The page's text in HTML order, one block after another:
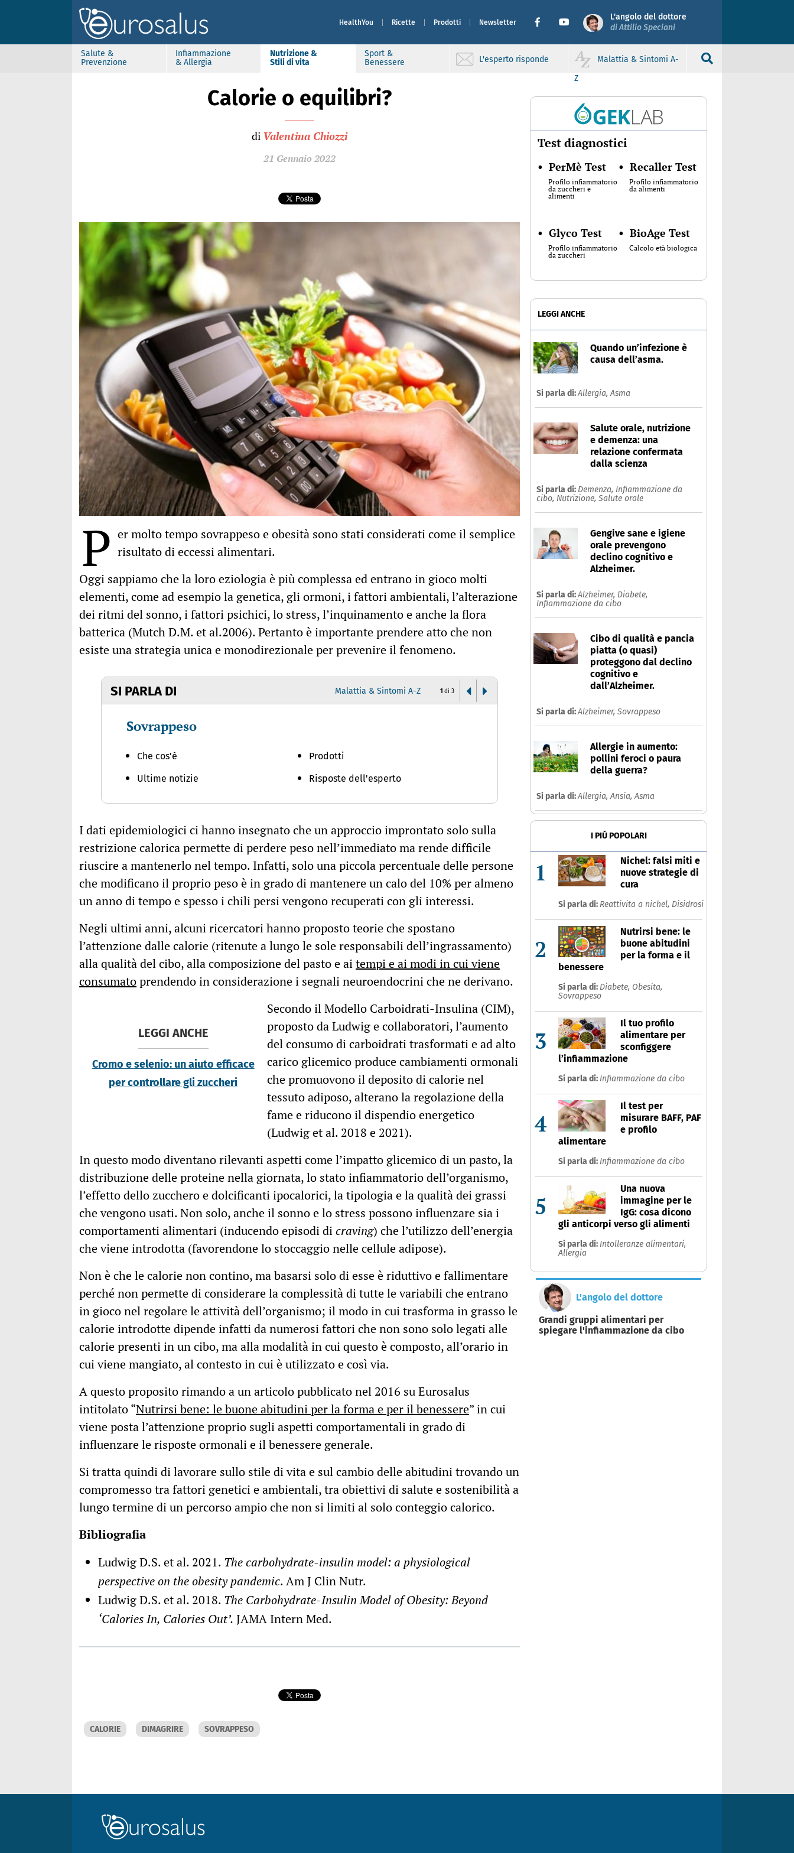
HealthYou Ricette Prodotti Newsletter
L'angolo del dottore
di Attilio Speciani
Salute &
Prevenzione
Infiammazione
& Allergia
Nutrizione &
Stili di vita
Sport &
Benessere
L'esperto risponde
Malattia & Sintomi A-
Z
Calorie o equilibri?
di Valentina Chiozzi
21 Gennaio 2022
P er molto tempo sovrappeso e obesità sono stati considerati come il semplice
risultato di eccessi alimentari.
Oggi sappiamo che la loro eziologia è più complessa ed entrano in gioco molti
elementi, come ad esempio la genetica, gli ormoni, i fattori ambientali, l’alterazione
dei ritmi del sonno, i fattori psichici, lo stress, l’inquinamento e anche la flora
batterica (Mutch D.M. et al.2006). Pertanto è importante prendere atto che non
esiste una strategia unica e monodirezionale per prevenire il fenomeno.
SI PARLA DI Malattia & Sintomi A-Z
Sovrappeso
Che cos'è
Ultime notizie
Prodotti
Risposte dell'esperto
Diabete
Che cos'è
1 di 3
I dati epidemiologici ci hanno insegnato che un approccio improntato solo sulla
restrizione calorica permette di perdere peso nell’immediato ma rende difficile
riuscire a mantenerlo nel tempo. Infatti, solo una piccola percentuale delle persone
che modificano il proprio peso è in grado di mantenere un calo del 10% per almeno
un anno di tempo e spesso i chili persi vengono recuperati con gli interessi.
Negli ultimi anni, alcuni ricercatori hanno proposto teorie che spostano
l’attenzione dalle calorie (ritenute a lungo le sole responsabili dell’ingrassamento)
alla qualità del cibo, alla composizione del pasto e aitempi e ai modi in cui viene
consumatoprendendo in considerazione i segnali neuroendocrini che ne derivano.
LEGGI ANCHE
Cromo e selenio: un aiuto efficace
per controllare gli zuccheri
Secondo il Modello Carboidrati-Insulina (CIM),
proposto da Ludwig e collaboratori, l’aumento
del consumo di carboidrati trasformati e ad alto
carico glicemico produce cambiamenti ormonali
che promuovono il deposito di calorie nel
tessuto adiposo, alterano la regolazione della
fame e riducono il dispendio energetico
(Ludwig et al. 2018 e 2021).
In questo modo diventano rilevanti aspetti come l’impatto glicemico di un pasto, la
distribuzione delle proteine nella giornata, lo stato infiammatorio dell’organismo,
l’effetto dello zucchero e dolcificanti ipocalorici, la tipologia e la qualità dei grassi
che vengono usati. Non solo, anche il sonno e lo stress possono influenzare sia i
comportamenti alimentari (inducendo episodi dicraving) che l’utilizzo dell’energia
che viene introdotta (favorendone lo stoccaggio nelle cellule adipose).
Non è che le calorie non contino, ma basarsi solo di esse è riduttivo e fallimentare
perché non permette di considerare la complessità di tutte le variabili che entrano
in gioco nel regolare le attività dell’organismo; il modo in cui trasforma in grasso le
calorie introdotte dipende infatti da numerosi fattori che non sono solo legati alle
calorie presenti in un cibo, ma alla modalità in cui questo è composto, all’orario in
cui viene mangiato, al contesto in cui è utilizzato e così via.
A questo proposito rimando a un articolo pubblicato nel 2016 su Eurosalus
intitolato “Nutrirsi bene: le buone abitudini per la forma e per il benessere” in cui
viene posta l’attenzione proprio sugli aspetti comportamentali in grado di
influenzare le risposte ormonali e il benessere generale.
Si tratta quindi di lavorare sullo stile di vita e sul cambio delle abitudini trovando un
compromesso tra fattori genetici e ambientali, tra obiettivi di salute e sostenibilità a
lungo termine di un percorso ampio che non si limiti al solo conteggio calorico.
Bibliografia
Ludwig D.S. et al. 2021. The carbohydrate-insulin model: a physiological
perspective on the obesity pandemic. Am J Clin Nutr.
Ludwig D.S. et al. 2018. The Carbohydrate-Insulin Model of Obesity: Beyond
‘Calories In, Calories Out’. JAMA Intern Med.
CALORIE DIMAGRIRE SOVRAPPESO
Test diagnostici
• PerMè Test
Profilo infiammatorio
da zuccheri e
alimenti
• Recaller Test
Profilo infiammatorio
da alimenti
• Glyco Test
Profilo infiammatorio
da zuccheri
• BioAge Test
Calcolo età biologica
LEGGI ANCHE
Quando un’infezione è
causa dell’asma.
Si parla di:Allergia,Asma
Salute orale, nutrizione
e demenza: una
relazione confermata
dalla scienza
Si parla di: Demenza, Infiammazione da
cibo, Nutrizione, Salute orale
Gengive sane e igiene
orale prevengono
declino cognitivo e
Alzheimer.
Si parla di:Alzheimer, Diabete,
Infiammazione da cibo
Cibo di qualità e pancia
piatta (o quasi)
proteggono dal declino
cognitivo e
dall’Alzheimer.
Si parla di:Alzheimer, Sovrappeso
Allergie in aumento:
pollini feroci o paura
della guerra?
Si parla di:Allergia,Ansia,Asma
I PIÚ POPOLARI
1
Nichel: falsi miti e
nuove strategie di
cura
Si parla di: Reattivita a nichel, Disidrosi
2
Nutrirsi bene: le
buone abitudini
per la forma e il
benessere
Si parla di: Diabete, Obesita,
Sovrappeso
3
Il tuo profilo
alimentare per
sconfiggere
l’infiammazione
Si parla di: Infiammazione da cibo
4
Il test per
misurare BAFF, PAF
e profilo
alimentare
Si parla di: Infiammazione da cibo
5
Una nuova
immagine per le
IgG: cosa dicono
gli anticorpi verso gli alimenti
Si parla di: Intolleranze alimentari,
Allergia
L'angolo del dottore
Grandi gruppi alimentari per
spiegare l'infiammazione da cibo